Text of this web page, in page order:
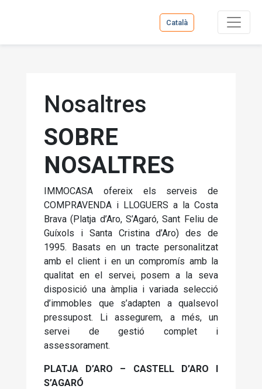
Català
Nosaltres
SOBRE
NOSALTRES
IMMOCASA ofereix els serveis de
COMPRAVENDA i LLOGUERS a la Costa
Brava (Platja d’Aro, S’Agaró, Sant Feliu de
Guíxols i Santa Cristina d’Aro) des de
1995. Basats en un tracte personalitzat
amb el client i en un compromís amb la
qualitat en el servei, posem a la seva
disposició una àmplia i variada selecció
d’immobles que s’adapten a qualsevol
pressupost. Li assegurem, a més, un
servei de gestió complet i
assessorament.
PLATJA D’ARO – CASTELL D’ARO I
S’AGARÓ